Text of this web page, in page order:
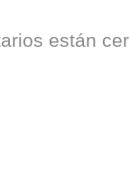
están